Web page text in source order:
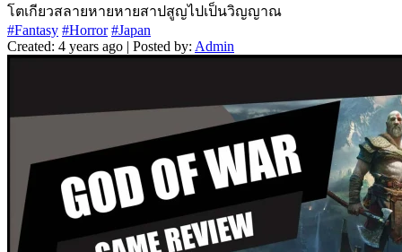
โตเกียวสลายหายหายสาปสูญไปเป็นวิญญาณ
#Fantasy #Horror #Japan
Created: 4 years ago | Posted by: Admin